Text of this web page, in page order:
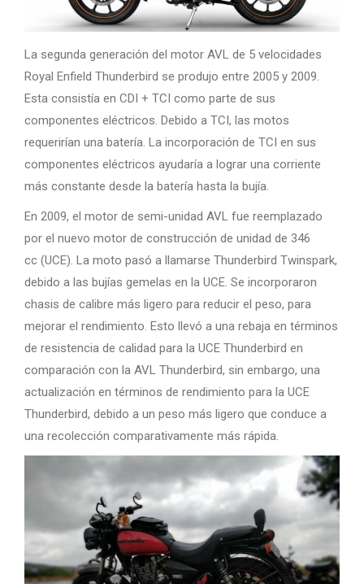
La segunda generación del motor AVL de 5 velocidades
Royal Enfield Thunderbird se produjo entre 2005 y 2009.
Esta consistía en CDI + TCI como parte de sus
componentes eléctricos. Debido a TCI, las motos
requerirían una batería. La incorporación de TCI en sus
componentes eléctricos ayudaría a lograr una corriente
más constante desde la batería hasta la bujía.
En 2009, el motor de semi-unidad AVL fue reemplazado
por el nuevo motor de construcción de unidad de 346
cc (UCE). La moto pasó a llamarse Thunderbird Twinspark,
debido a las bujías gemelas en la UCE. Se incorporaron
chasis de calibre más ligero para reducir el peso, para
mejorar el rendimiento. Esto llevó a una rebaja en términos
de resistencia de calidad para la UCE Thunderbird en
comparación con la AVL Thunderbird, sin embargo, una
actualización en términos de rendimiento para la UCE
Thunderbird, debido a un peso más ligero que conduce a
una recolección comparativamente más rápida.